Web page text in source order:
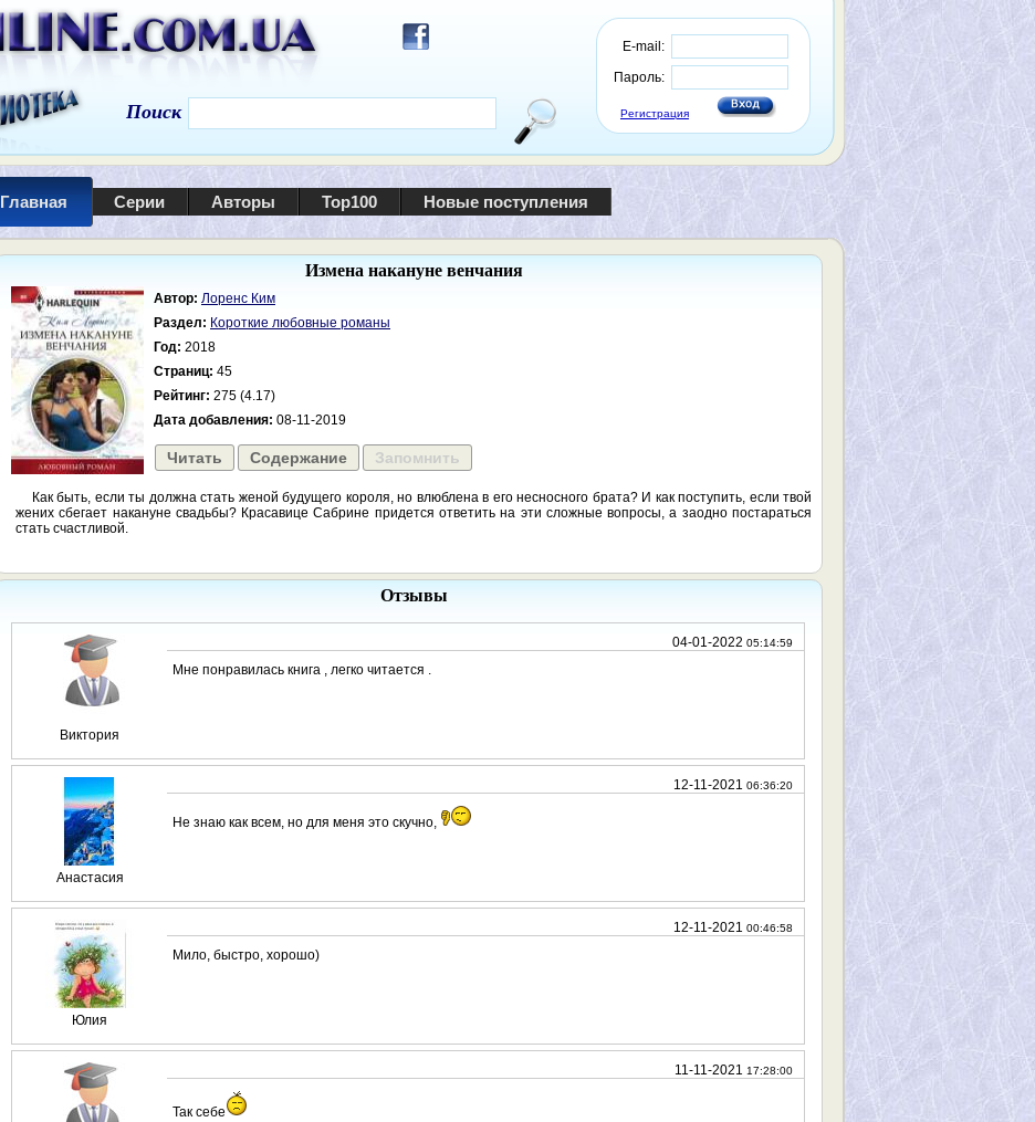
E-mail:
Пароль:
Регистрация
Поиск
Главная Серии Авторы Top100 Новые поступления
Измена накануне венчания
Автор: Лоренс Ким
Раздел: Короткие любовные романы
Год: 2018
Страниц: 45
Рейтинг: 275 (4.17)
Дата добавления: 08-11-2019
Читать Содержание Запомнить
Как быть, если ты должна стать женой будущего короля, но влюблена в его несносного брата? И как поступить, если твой
жених сбегает накануне свадьбы? Красавице Сабрине придется ответить на эти сложные вопросы, а заодно постараться
стать счастливой.
Отзывы
Виктория
04-01-2022 05:14:59
Мне понравилась книга , легко читается .
Анастасия
12-11-2021 06:36:20
Не знаю как всем, но для меня это скучно,
Юлия
12-11-2021 00:46:58
Мило, быстро, хорошо)
11-11-2021 17:28:00
Так себе